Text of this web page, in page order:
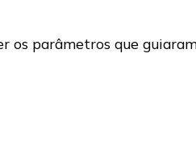
parâmetros que